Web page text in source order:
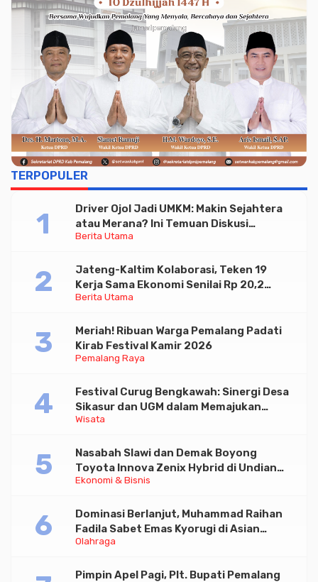
TERPOPULER
Berita Utama
Driver Ojol Jadi UMKM: Makin Sejahtera
atau Merana? Ini Temuan Diskusi
Paramadina
Berita Utama
Jateng-Kaltim Kolaborasi, Teken 19
Kerja Sama Ekonomi Senilai Rp 20,2
Triliun
Pemalang Raya
Meriah! Ribuan Warga Pemalang Padati
Kirab Festival Kamir 2026
Wisata
Festival Curug Bengkawah: Sinergi Desa
Sikasur dan UGM dalam Memajukan
Wisata serta UMKM Lokal
Ekonomi & Bisnis
Nasabah Slawi dan Demak Boyong
Toyota Innova Zenix Hybrid di Undian
Tabungan Bima Bank Jateng
Olahraga
Dominasi Berlanjut, Muhammad Raihan
Fadila Sabet Emas Kyorugi di Asian
Taekwondo Indonesia Open 2026
Pimpin Apel Pagi, Plt. Bupati Pemalang